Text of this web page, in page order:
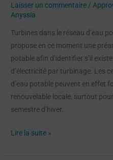
Laisser un commentaire /
Anyssia
Turbines dans le réseau d’eau
propose en ce moment une
potable afin d’identifier s’il
d’électricité par turbinage. Les
d’eau potable peuvent en effet
renouvelable locale, surtout
semestre d’hiver.
potable
peut-
il
produire
de
l’électricité
?
Lire la suite »